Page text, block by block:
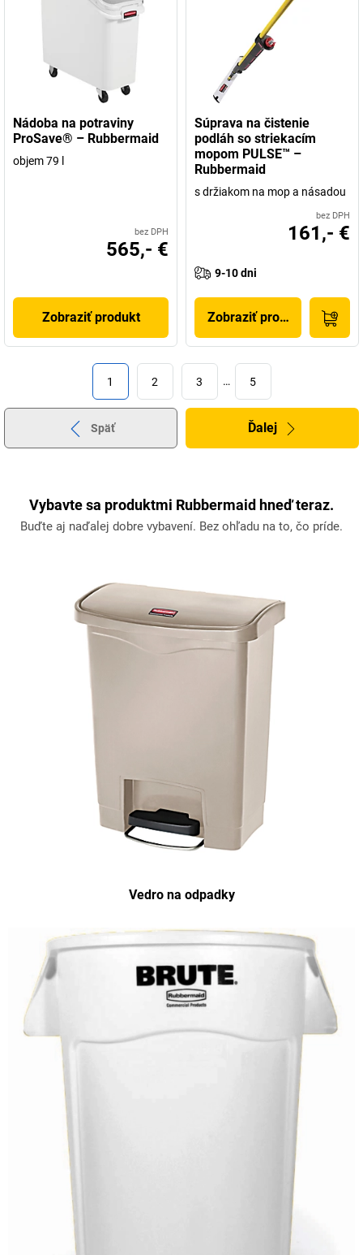
Nádoba na potraviny
ProSave® – Rubbermaid
objem 79 l
bez DPH
565,- €
Zobraziť produkt
Súprava na čistenie
podláh so striekacím
mopom PULSE™ –
Rubbermaid
s držiakom na mop a násadou
bez DPH
161,- €
9-10 dni
Zobraziť produkt
1 2 3 … 5
Späť Ďalej
Vybavte sa produktmi Rubbermaid hneď teraz.
Buďte aj naďalej dobre vybavení. Bez ohľadu na to, čo príde.
Vedro na odpadky